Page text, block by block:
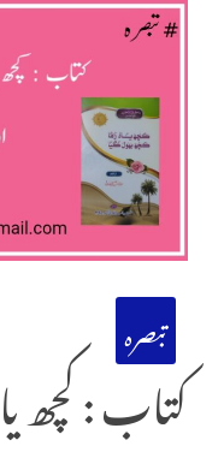
تبصرہ
کتاب : کچھ